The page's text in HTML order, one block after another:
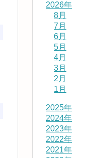
2026年
8月
7月
6月
5月
4月
3月
2月
1月
2025年
2024年
2023年
2022年
2021年